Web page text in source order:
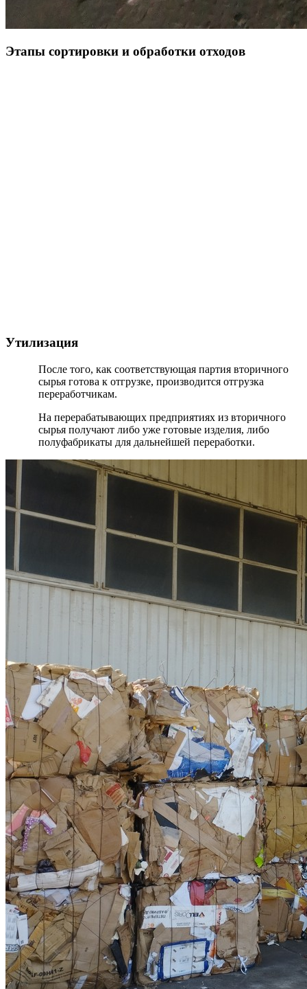
Этапы сортировки и обработки отходов
Утилизация
После того, как соответствующая партия вторичного
сырья готова к отгрузке, производится отгрузка
переработчикам.
На перерабатывающих предприятиях из вторичного
сырья получают либо уже готовые изделия, либо
полуфабрикаты для дальнейшей переработки.